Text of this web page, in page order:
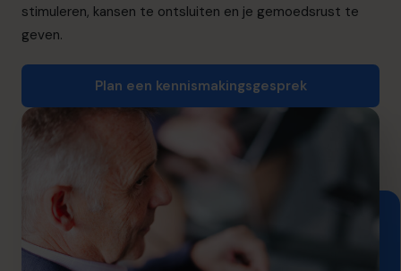
stimuleren, kansen te ontsluiten en je gemoedsrust te
geven.
Plan een kennismakingsgesprek